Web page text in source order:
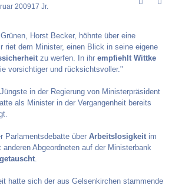
200917 Jr.
Horst Becker, höhnte über eine
riet dem Minister, einen Blick in seine eigene
zu werfen. In ihr empfiehlt Wittke
vorsichtiger und rücksichtsvoller."
in der Regierung von Ministerpräsident
als Minister in der Vergangenheit bereits
Parlamentsdebatte über Arbeitslosigkeit im
anderen Abgeordneten auf der Ministerbank
.
hatte sich der aus Gelsenkirchen stammende